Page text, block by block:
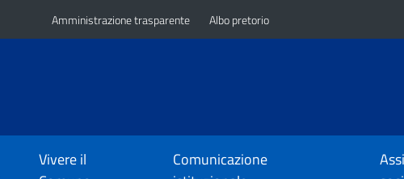
Amministrazione trasparente Albo pretorio
Vivere il
Comunicazione